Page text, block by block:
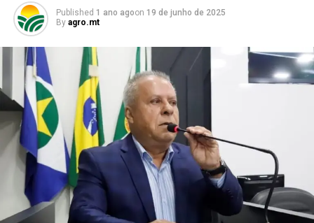
Published 1 ano agoon 19 de junho de 2025
By agro.mt